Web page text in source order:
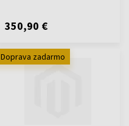
350,90 €
Doprava zadarmo